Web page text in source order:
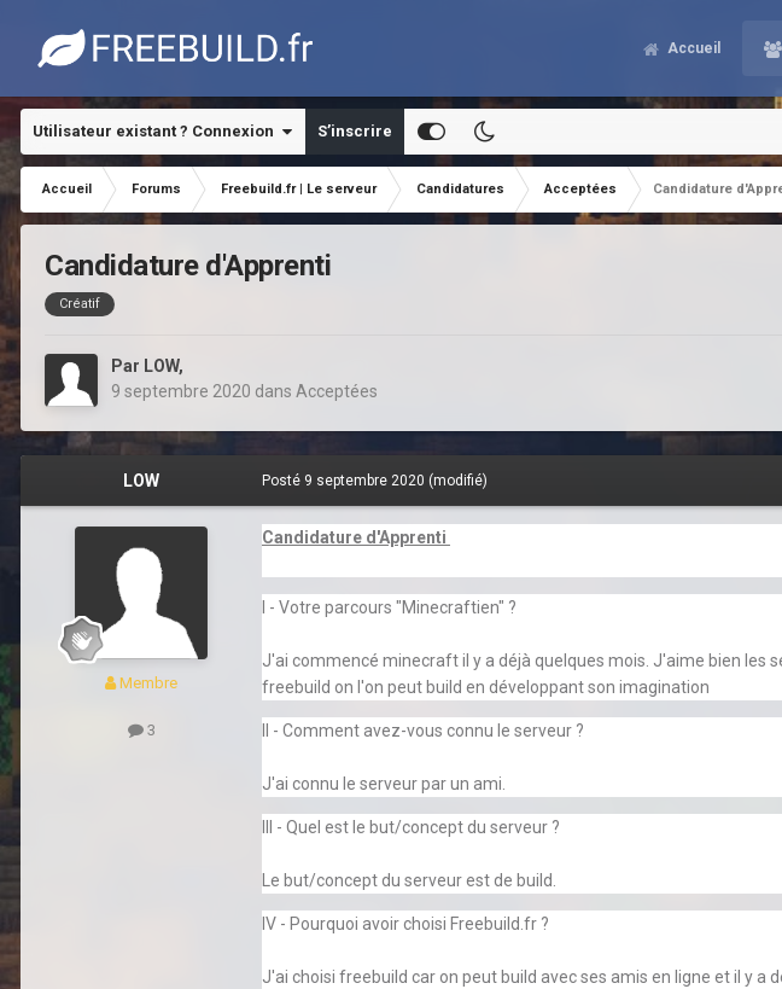
Accueil
Utilisateur existant ? Connexion S’inscrire
Accueil Forums Freebuild.fr | Le serveur Candidatures Acceptées
Candidature
Candidature d'Apprenti
Créatif
Par LOW,
9 septembre 2020 dans Acceptées
LOW
Membre
3
Posté 9 septembre 2020 (modifié)
Candidature d'Apprenti
I - Votre parcours "Minecraftien" ?
J'ai commencé minecraft il y a déjà quelques mois. J'aime bien les
freebuild on l'on peut build en développant son imagination
II - Comment avez-vous connu le serveur ?
J'ai connu le serveur par un ami.
III - Quel est le but/concept du serveur ?
Le but/concept du serveur est de build.
IV - Pourquoi avoir choisi Freebuild.fr ?
J'ai choisi freebuild car on peut build avec ses amis en ligne et il y a